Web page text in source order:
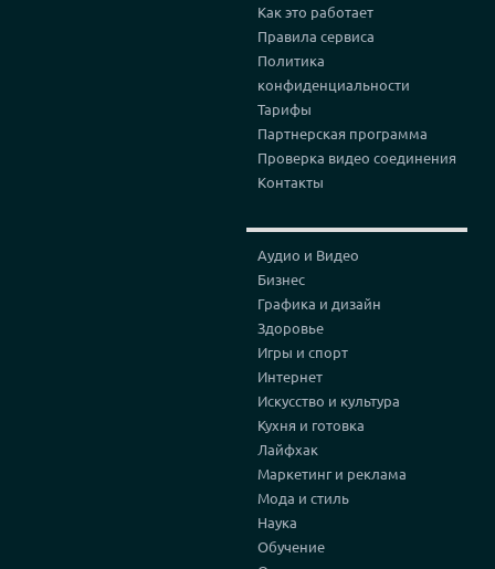
Как это работает
Правила сервиса
Политика
конфиденциальности
Тарифы
Партнерская программа
Проверка видео соединения
Контакты
Аудио и Видео
Бизнес
Графика и дизайн
Здоровье
Игры и спорт
Интернет
Искусство и культура
Кухня и готовка
Лайфхак
Маркетинг и реклама
Мода и стиль
Наука
Обучение